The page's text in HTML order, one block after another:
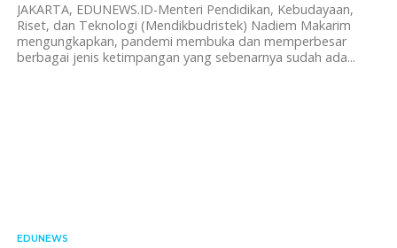
JAKARTA, EDUNEWS.ID-Menteri Pendidikan, Kebudayaan,
Riset, dan Teknologi (Mendikbudristek) Nadiem Makarim
mengungkapkan, pandemi membuka dan memperbesar
berbagai jenis ketimpangan yang sebenarnya sudah ada...
EDUNEWS